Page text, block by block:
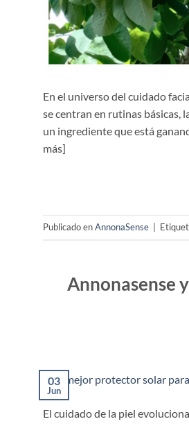
En el universo del cuidado
se centran en rutinas básicas,
un ingrediente que está
más]
Publicado enAnnonaSense
Annonasense
03
Jun
El cuidado de la piel